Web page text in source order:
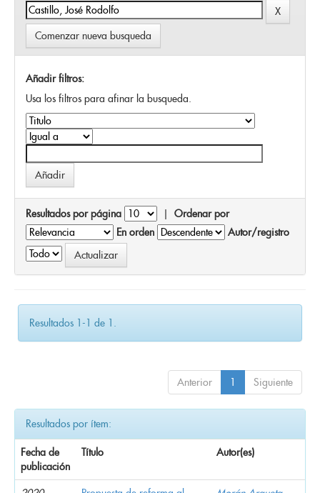
Comenzar nueva busqueda
Añadir filtros:
Usa los filtros para afinar la busqueda.
Resultados por página | Ordenar por
En orden
Autor/registro
Resultados 1-1 de 1.
Anterior 1 Siguiente
Resultados por ítem:
Fecha de
publicación
Título Autor(es)